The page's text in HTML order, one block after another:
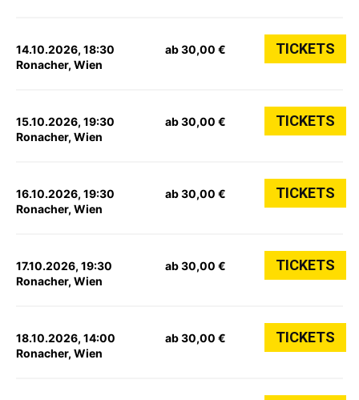
14.10.2026, 18:30
Ronacher, Wien
ab 30,00 € TICKETS
15.10.2026, 19:30
Ronacher, Wien
ab 30,00 € TICKETS
16.10.2026, 19:30
Ronacher, Wien
ab 30,00 € TICKETS
17.10.2026, 19:30
Ronacher, Wien
ab 30,00 € TICKETS
18.10.2026, 14:00
Ronacher, Wien
ab 30,00 € TICKETS